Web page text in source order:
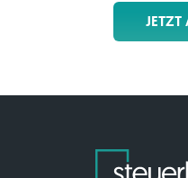
JETZT